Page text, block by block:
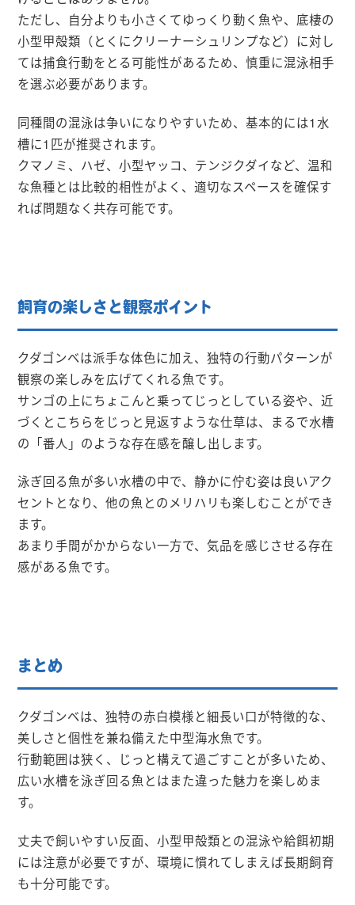
ただし、自分よりも小さくてゆっくり動く魚や、底棲の
小型甲殻類（とくにクリーナーシュリンプなど）に対し
ては捕食行動をとる可能性があるため、慎重に混泳相手
を選ぶ必要があります。
同種間の混泳は争いになりやすいため、基本的には1水
槽に1匹が推奨されます。
クマノミ、ハゼ、小型ヤッコ、テンジクダイなど、温和
な魚種とは比較的相性がよく、適切なスペースを確保す
れば問題なく共存可能です。
飼育の楽しさと観察ポイント
クダゴンベは派手な体色に加え、独特の行動パターンが
観察の楽しみを広げてくれる魚です。
サンゴの上にちょこんと乗ってじっとしている姿や、近
づくとこちらをじっと見返すような仕草は、まるで水槽
の「番人」のような存在感を醸し出します。
泳ぎ回る魚が多い水槽の中で、静かに佇む姿は良いアク
セントとなり、他の魚とのメリハリも楽しむことができ
ます。
あまり手間がかからない一方で、気品を感じさせる存在
感がある魚です。
まとめ
クダゴンベは、独特の赤白模様と細長い口が特徴的な、
美しさと個性を兼ね備えた中型海水魚です。
行動範囲は狭く、じっと構えて過ごすことが多いため、
広い水槽を泳ぎ回る魚とはまた違った魅力を楽しめま
す。
丈夫で飼いやすい反面、小型甲殻類との混泳や給餌初期
には注意が必要ですが、環境に慣れてしまえば長期飼育
も十分可能です。